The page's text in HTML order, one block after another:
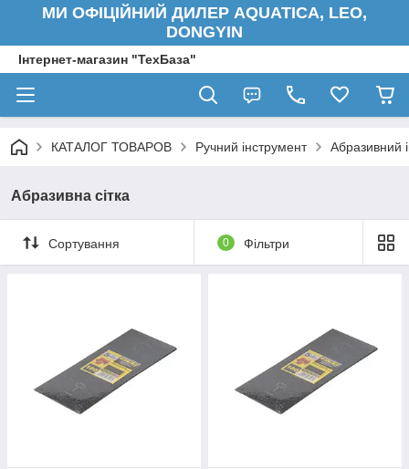
МИ ОФІЦІЙНИЙ ДИЛЕР AQUATICA, LEO,
DONGYIN
Інтернет-магазин "ТехБаза"
КАТАЛОГ ТОВАРОВ Ручний інструмент Абразивний
Абразивна сітка
Сортування 0 Фільтри